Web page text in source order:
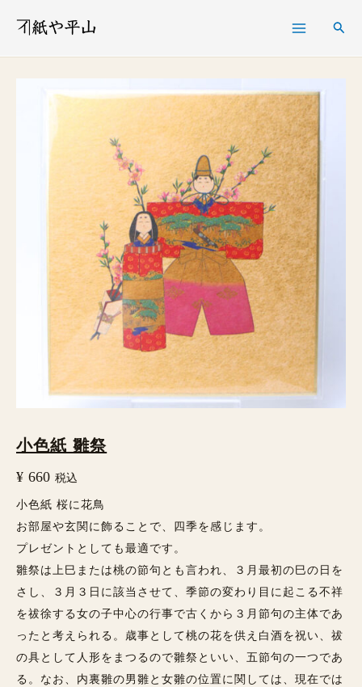
検
小色紙 雛祭
¥ 660 税込
小色紙 桜に花鳥
お部屋や玄関に飾ることで、四季を感じます。
プレゼントとしても最適です。
雛祭は上巳または桃の節句とも言われ、３月最初の巳の日を
さし、３月３日に該当させて、季節の変わり目に起こる不祥
を祓徐する女の子中心の行事で古くから３月節句の主体であ
ったと考えられる。歳事として桃の花を供え白酒を祝い、祓
の具として人形をまつるので雛祭といい、五節句の一つであ
る。なお、内裏雛の男雛と女雛の位置に関しては、現在では